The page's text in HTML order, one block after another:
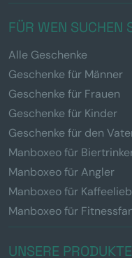
FÜR WEN SUCHEN
Alle Geschenke
Geschenke für Männer
Geschenke für Frauen
Geschenke für Kinder
Geschenke für den
Manboxeo für
Manboxeo für Angler
Manboxeo für
Manboxeo für
UNSERE PRODUKTE